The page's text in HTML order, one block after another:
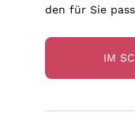
den für Sie
IM